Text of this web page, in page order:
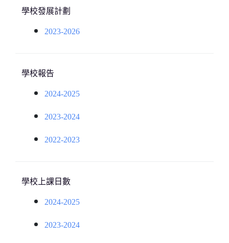
學校發展計劃
2023-2026
學校報告
2024-2025
2023-2024
2022-2023
學校上課日數
2024-2025
2023-2024